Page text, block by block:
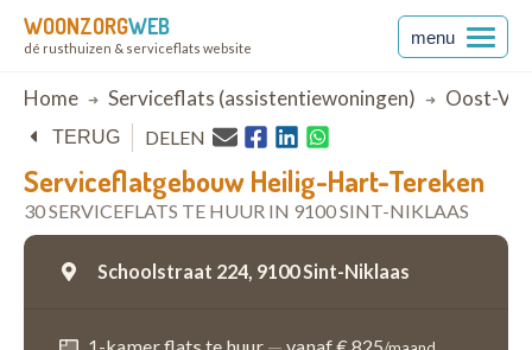
WOONZORGWEB
dé rusthuizen & serviceflats website
menu
Breadcrumb
Home Serviceflats (assistentiewoningen) Oost-
Serviceflatgebouw Heilig-Hart-Tereken
30 SERVICEFLATS TE HUUR IN 9100 SINT-NIKLAAS
TERUG DELEN
Schoolstraat 224, 9100 Sint-Niklaas